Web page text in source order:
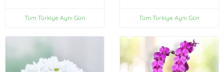
Tüm Türkiye Aynı Gün Tüm Türkiye Aynı Gün